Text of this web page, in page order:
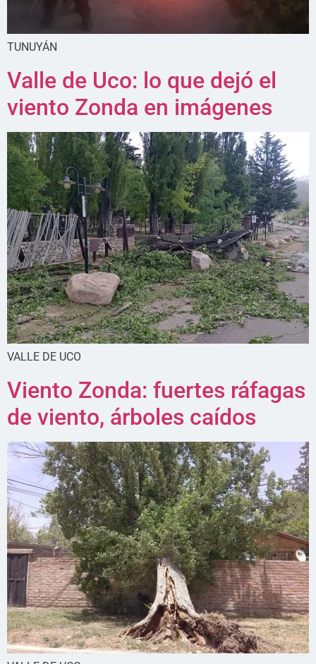
TUNUYÁN
Valle de Uco: lo que dejó el
viento Zonda en imágenes
VALLE DE UCO
Viento Zonda: fuertes ráfagas
de viento, árboles caídos